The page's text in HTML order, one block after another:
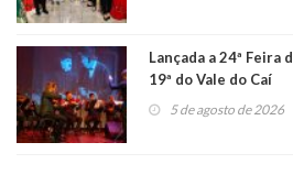
Lançada a 24ª
19ª do Vale do Caí
5 de agosto de 2026